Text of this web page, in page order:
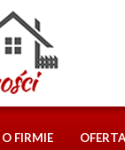
O FIRMIE OFERTA